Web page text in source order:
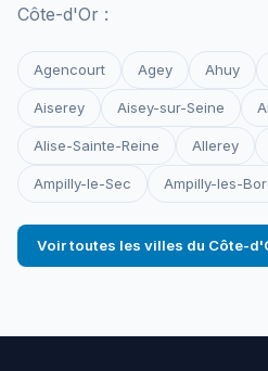
Côte-d'Or :
Agencourt Agey Ahuy
Aiserey Aisey-sur-Seine
Alise-Sainte-Reine Allerey
Ampilly-le-Sec Ampilly-les-
Voir toutes les villes du Côte-